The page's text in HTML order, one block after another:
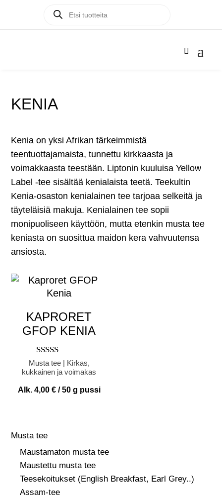
Products
search
Products
search
KENIA
Musta tee
Maustamaton musta tee
Maustettu musta tee
Teesekoitukset (English Breakfast, Earl Grey..)
Assam-tee
Kenia on yksi Afrikan tärkeimmistä
teentuottajamaista, tunnettu kirkkaasta ja
voimakkaasta teestään. Liptonin kuuluisa Yellow
Label -tee sisältää kenialaista teetä. Teekultin
Kenia-osaston kenialainen tee tarjoaa selkeitä ja
täyteläisiä makuja. Kenialainen tee sopii
monipuoliseen käyttöön, mutta etenkin musta tee
keniasta on suosittua maidon kera vahvuutensa
ansiosta.
KAPRORET
GFOP KENIA
Arvostelu
tuotteesta:
4.00
/ 5
Musta tee | Kirkas,
kukkainen ja voimakas
Alk. 4,00 €/ 50 g pussi